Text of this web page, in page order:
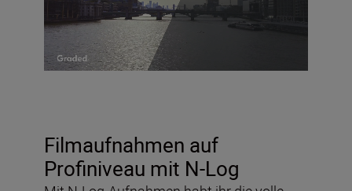
Filmaufnahmen auf
Profiniveau mit N-Log